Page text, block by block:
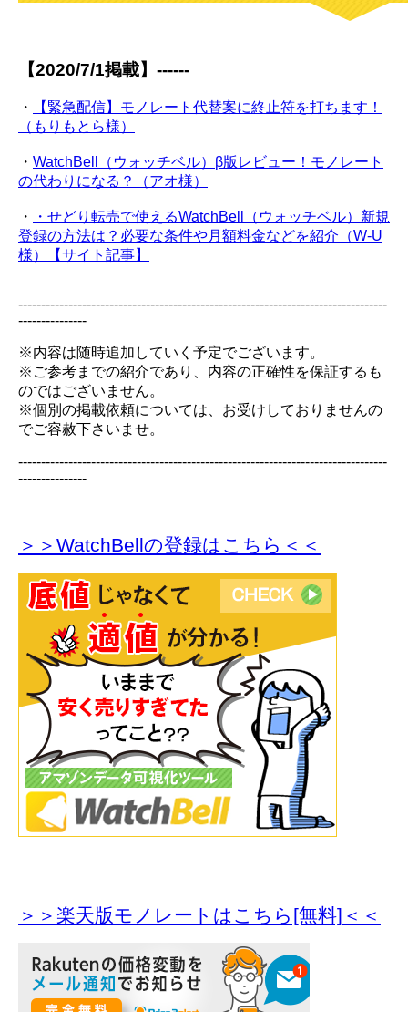
【2020/7/1掲載】------
・
【緊急配信】モノレート代替案に終止符を打ちます！
（もりもとら様）
・ WatchBell（ウォッチベル）β版レビュー！モノレート
の代わりになる？（アオ様）
・
・せどり転売で使えるWatchBell（ウォッチベル）新規
登録の方法は？必要な条件や月額料金などを紹介（W-U
様）【サイト記事】
---------------------------------------------------------------------------------
---------------
※内容は随時追加していく予定でございます。
※ご参考までの紹介であり、内容の正確性を保証するも
のではございません。
※個別の掲載依頼については、お受けしておりませんの
でご容赦下さいませ。
---------------------------------------------------------------------------------
---------------
＞＞WatchBellの登録はこちら＜＜
＞＞楽天版モノレートはこちら[無料]＜＜